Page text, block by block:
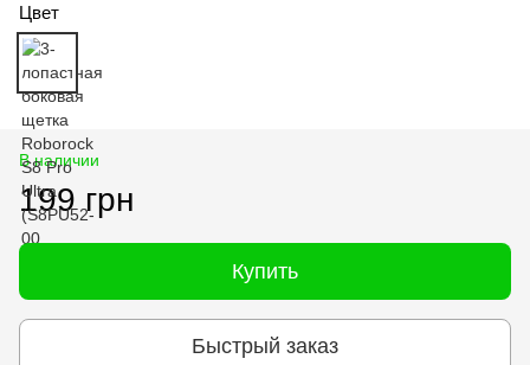
Цвет
В наличии
199 грн
Купить
Быстрый заказ